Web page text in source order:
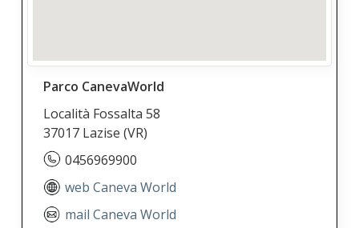
Parco CanevaWorld
Località Fossalta 58
37017 Lazise(VR)
0456969900
web Caneva World
mail Caneva World